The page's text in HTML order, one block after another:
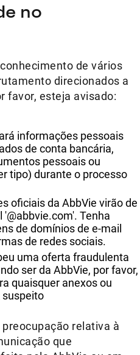
no
de vários
direcionados a
favor, esteja avisado:
informações pessoais
de conta bancária,
pessoais ou
tipo) durante o processo
oficiais da AbbVie virão de
Tenha
de domínios de e-mail
de redes sociais.
uma oferta fraudulenta
ser da AbbVie, por favor,
quaisquer anexos ou
suspeito
relativa à
que